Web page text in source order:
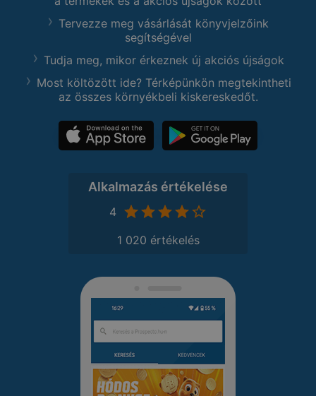
Tervezze meg vásárlását könyvjelzőink
segítségével
Tudja meg, mikor érkeznek új akciós újságok
Most költözött ide? Térképünkön megtekintheti
az összes környékbeli kiskereskedőt.
Alkalmazás értékelése
4
1 020 értékelés